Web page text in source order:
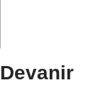
Devanir